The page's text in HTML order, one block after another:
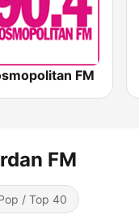
FM
FM
/ Top 40